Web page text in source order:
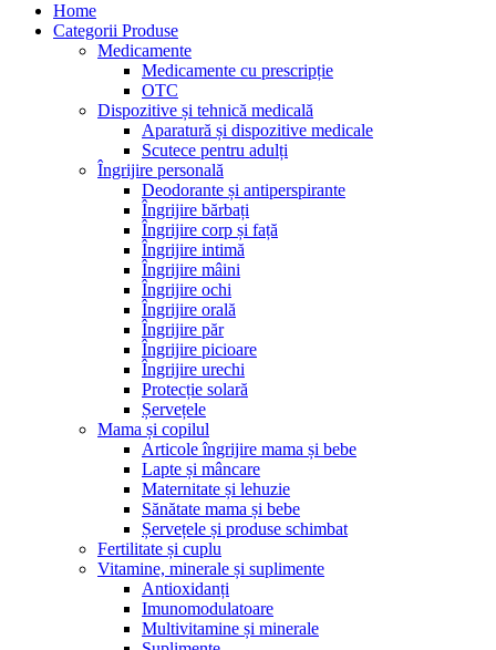
Home
Categorii Produse
Medicamente
Medicamente cu prescripție
OTC
Dispozitive și tehnică medicală
Aparatură și dispozitive medicale
Scutece pentru adulți
Îngrijire personală
Deodorante și antiperspirante
Îngrijire bărbați
Îngrijire corp și față
Îngrijire intimă
Îngrijire mâini
Îngrijire ochi
Îngrijire orală
Îngrijire păr
Îngrijire picioare
Îngrijire urechi
Protecție solară
Șervețele
Mama și copilul
Articole îngrijire mama și bebe
Lapte și mâncare
Maternitate și lehuzie
Sănătate mama și bebe
Șervețele și produse schimbat
Fertilitate și cuplu
Vitamine, minerale și suplimente
Antioxidanți
Imunomodulatoare
Multivitamine și minerale